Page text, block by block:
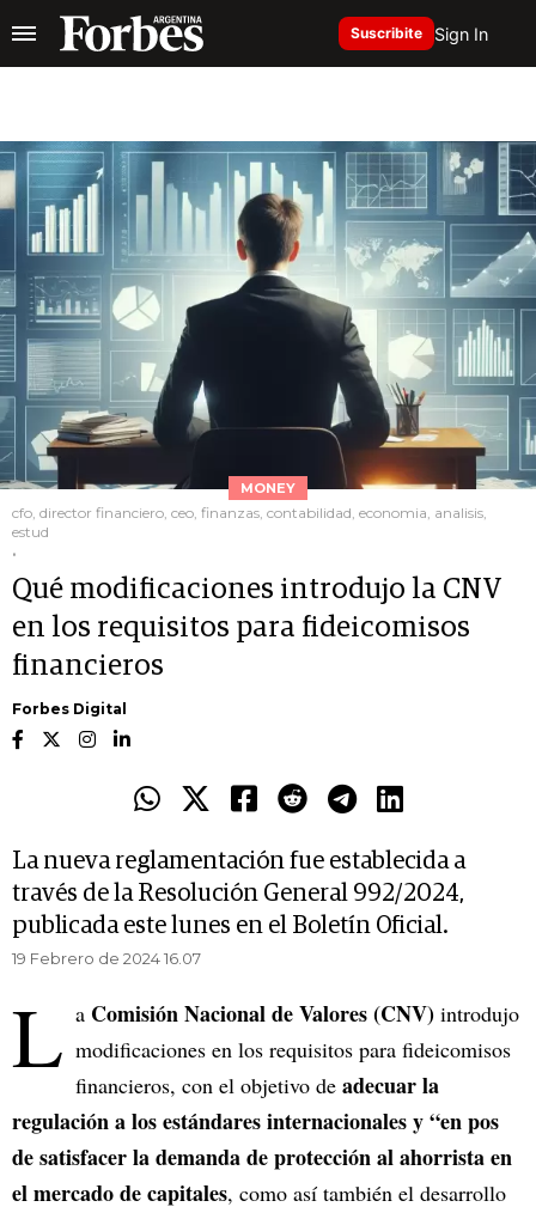
Suscribite Sign In
MONEY
cfo, director financiero, ceo, finanzas, contabilidad, economia, analisis,
estud
.
Qué modificaciones introdujo la CNV
en los requisitos para fideicomisos
financieros
Forbes Digital
La nueva reglamentación fue establecida a
través de la Resolución General 992/2024,
publicada este lunes en el Boletín Oficial.
19 Febrero de 2024 16.07
L a Comisión Nacional de Valores (CNV) introdujo
modificaciones en los requisitos para fideicomisos
financieros, con el objetivo de adecuar la
regulación a los estándares internacionales y “en pos
de satisfacer la demanda de protección al ahorrista en
el mercado de capitales, como así también el desarrollo